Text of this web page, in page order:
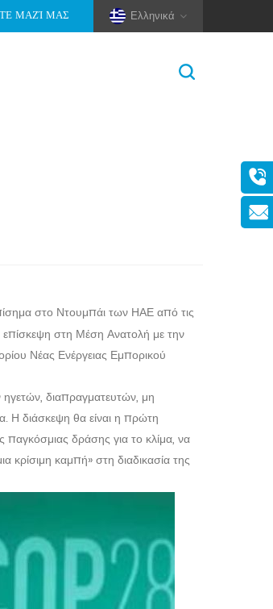
Ελληνικά
ΜΑΖΊ ΜΑΣ
στο Ντουμπάι των ΗΑΕ από τις
επίσκεψη στη Μέση Ανατολή με την
Νέας Ενέργειας Εμπορικού
διαπραγματευτών, μη
Η διάσκεψη θα είναι η πρώτη
δράσης για το κλίμα, να
κρίσιμη καμπή» στη διαδικασία της